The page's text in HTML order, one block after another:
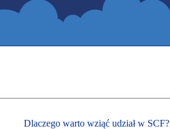
Dlaczego warto wziąć udział w SCF?